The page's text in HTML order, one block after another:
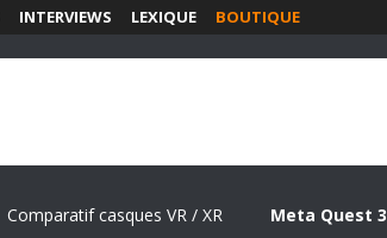
INTERVIEWS LEXIQUE BOUTIQUE
Comparatif casques VR / XR Meta Quest 3